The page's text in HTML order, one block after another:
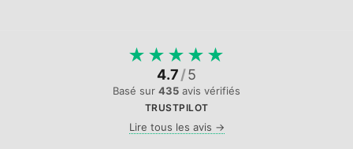
★ ★ ★ ★ ★
4.7/5
Basé sur 435 avis vérifiés
TRUSTPILOT
Lire tous les avis →